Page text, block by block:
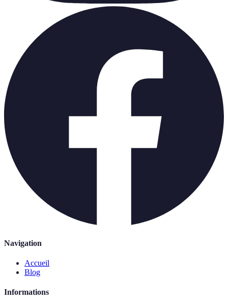
Navigation
Accueil
Blog
Informations